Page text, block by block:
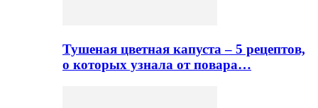
Тушеная цветная капуста – 5 рецептов,
о которых узнала от повара…